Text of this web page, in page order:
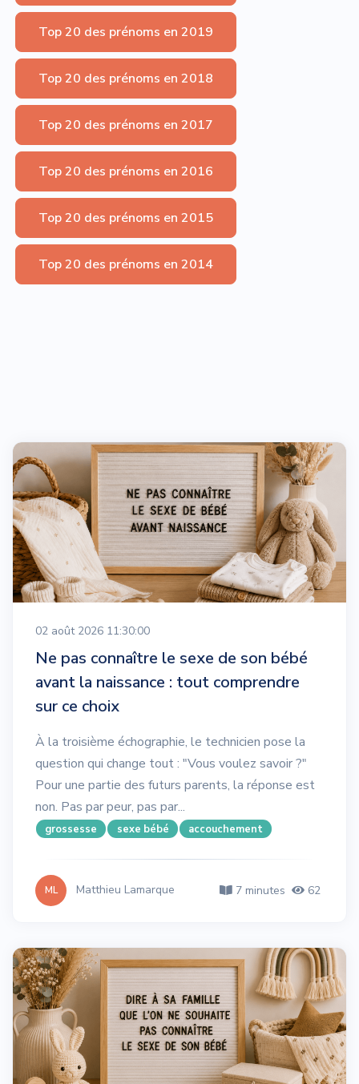
Top 20 des prénoms en 2019
Top 20 des prénoms en 2018
Top 20 des prénoms en 2017
Top 20 des prénoms en 2016
Top 20 des prénoms en 2015
Top 20 des prénoms en 2014
02 août 2026 11:30:00
Ne pas connaître le sexe de son bébé
avant la naissance : tout comprendre
sur ce choix
À la troisième échographie, le technicien pose la
question qui change tout : "Vous voulez savoir ?"
Pour une partie des futurs parents, la réponse est
non. Pas par peur, pas par...
grossesse sexe bébé accouchement
ML Matthieu Lamarque 7 minutes 62